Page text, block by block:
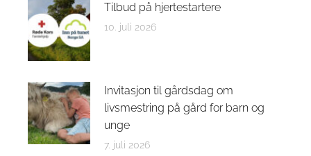
Tilbud på hjertestartere
10. juli 2026
Invitasjon til gårdsdag om
livsmestring på gård for barn og
unge
7. juli 2026